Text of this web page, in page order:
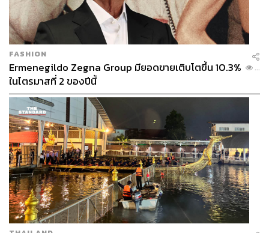
FASHION
Ermenegildo Zegna Group มียอดขายเติบโตขึ้น 10.3%
ในไตรมาสที่ 2 ของปีนี้
...